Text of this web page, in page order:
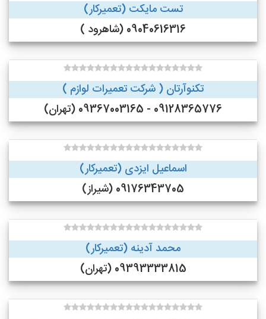
تست مایکت (تعمیرکار)
09040616316 (شاهرود )
تکنوآرتان ( شرکت تعمیرات لوازم )
09128365776 - 09367003165 (تهران)
اسماعیل ایزدی (تعمیرکار)
09176343705 (شیراز)
محمد آدینه (تعمیرکار)
09393333815 (تهران)